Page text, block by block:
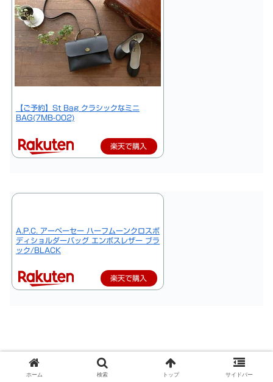
【ご予約】St Bag クラシックなミニ
BAG(7MB-002)
楽天で購入
A.P.C. アーペーセー ハーフムーンクロスボ
ディショルダーバッグ エンボスレザー ブラ
ック/BLACK
楽天で購入
ホーム 検索 トップ サイドバー